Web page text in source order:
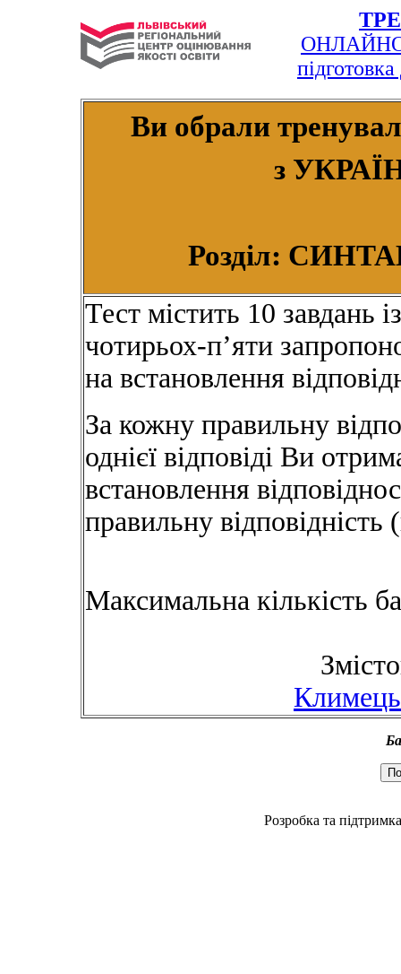
Ви обрали
з
Розділ:
Тест містить 10 завдань
чотирьох-п’яти
на встановлення
За кожну правильну
однієї відповіді Ви
встановлення
правильну
Максимальна кількість
Розробка та